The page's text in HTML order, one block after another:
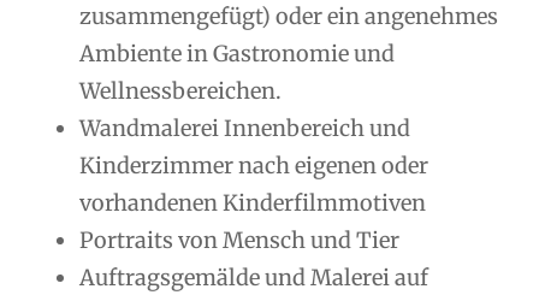
zusammengefügt) oder ein angenehmes
Ambiente in Gastronomie und
Wellnessbereichen.
Wandmalerei Innenbereich und
Kinderzimmer nach eigenen oder
vorhandenen Kinderfilmmotiven
Portraits von Mensch und Tier
Auftragsgemälde und Malerei auf